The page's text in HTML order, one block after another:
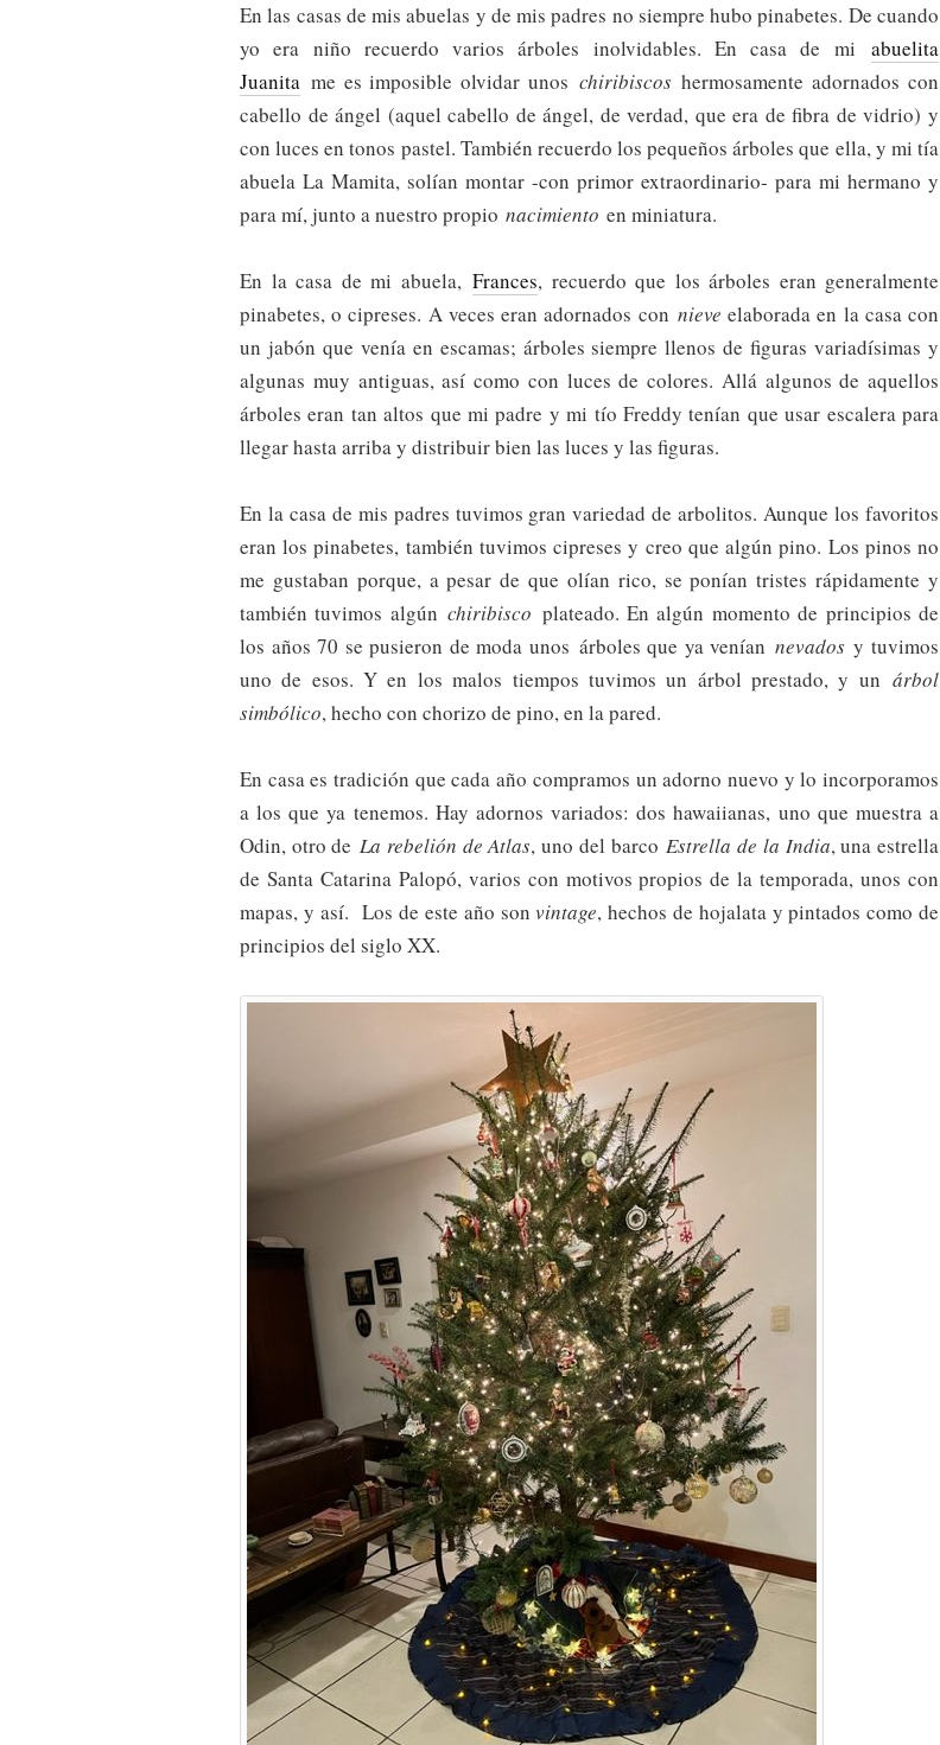
En las casas de mis abuelas y de mis padres no siempre hubo pinabetes. De cuando
yo era niño recuerdo varios árboles inolvidables. En casa de mi abuelita
Juanita me es imposible olvidar unos chiribiscoshermosamente adornados con
cabello de ángel (aquel cabello de ángel, de verdad, que era de fibra de vidrio) y
con luces en tonos pastel. También recuerdo los pequeños árboles que ella, y mi tía
abuela La Mamita, solían montar -con primor extraordinario- para mi hermano y
para mí, junto a nuestro propio nacimiento en miniatura.
En la casa de mi abuela, Frances, recuerdo que los árboles eran generalmente
pinabetes, o cipreses. A veces eran adornados con nieve elaborada en la casa con
un jabón que venía en escamas; árboles siempre llenos de figuras variadísimas y
algunas muy antiguas, así como con luces de colores. Allá algunos de aquellos
árboles eran tan altos que mi padre y mi tío Freddy tenían que usar escalera para
llegar hasta arriba y distribuir bien las luces y las figuras.
En la casa de mis padres tuvimos gran variedad de arbolitos. Aunque los favoritos
eran los pinabetes, también tuvimos cipreses y creo que algún pino. Los pinos no
me gustaban porque, a pesar de que olían rico, se ponían tristes rápidamente y
también tuvimos algúnchiribisco plateado. En algún momento de principios de
los años 70 se pusieron de moda unos árboles que ya venían nevadosy tuvimos
uno de esos. Y en los malos tiempos tuvimos un árbol prestado, y un árbol
simbólico, hecho con chorizo de pino, en la pared.
En casa es tradición que cada año compramos un adorno nuevo y lo incorporamos
a los que ya tenemos. Hay adornos variados: dos hawaiianas, uno que muestra a
Odin, otro deLa rebelión de Atlas, uno del barcoEstrella de la India, una estrella
de Santa Catarina Palopó, varios con motivos propios de la temporada, unos con
mapas, y así. Los de este año sonvintage, hechos de hojalata y pintados como de
principios del siglo XX.